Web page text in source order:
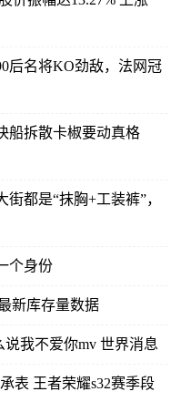
后名将KO劲敌，法网冠
船拆散卡椒要动真格
都是“抹胸+工装裤”，
个身份
新库存量数据
我不爱你mv 世界消息
表 王者荣耀s32赛季段